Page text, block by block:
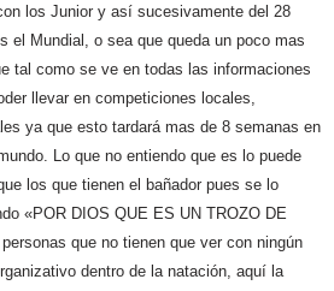
los Junior y así sucesivamente del 28
el Mundial, o sea que queda un poco mas
tal como se ve en todas las informaciones
llevar en competiciones locales,
ya que esto tardará mas de 8 semanas en
Lo que no entiendo que es lo puede
los que tienen el bañador pues se lo
«POR DIOS QUE ES UN TROZO DE
que no tienen que ver con ningún
dentro de la natación, aquí la